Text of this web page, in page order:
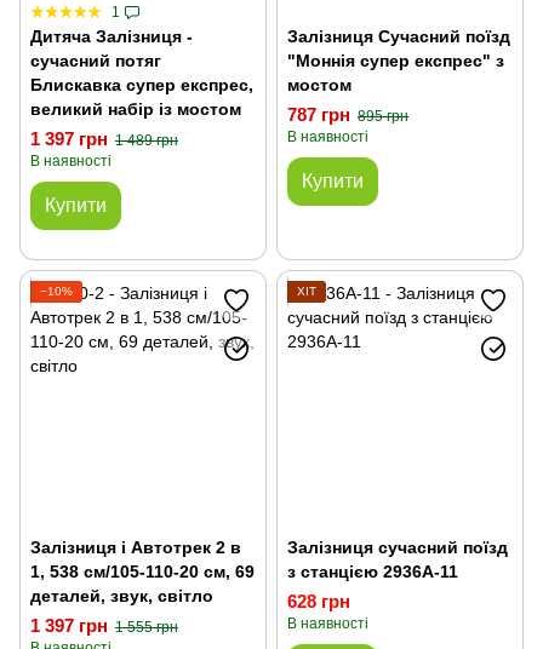
1
Дитяча Залізниця -
сучасний потяг
Блискавка супер експрес,
великий набір із мостом
1 397 грн 1 489 грн
В наявності
Купити
Залізниця Сучасний поїзд
"Моннія супер експрес" з
мостом
787 грн 895 грн
В наявності
Купити
−10%
Залізниця і Автотрек 2 в
1, 538 см/105-110-20 см, 69
деталей, звук, світло
1 397 грн 1 555 грн
ХІТ
Залізниця сучасний поїзд
з станцією 2936A-11
628 грн
В наявності